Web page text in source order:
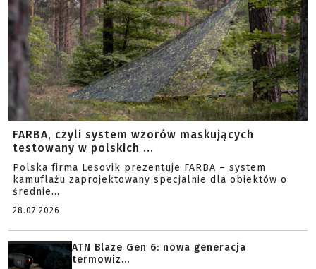
FARBA, czyli system wzorów maskujących
testowany w polskich ...
Polska firma Lesovik prezentuje FARBA – system
kamuflażu zaprojektowany specjalnie dla obiektów o
średnie...
28.07.2026
ATN Blaze Gen 6: nowa generacja
termowiz...